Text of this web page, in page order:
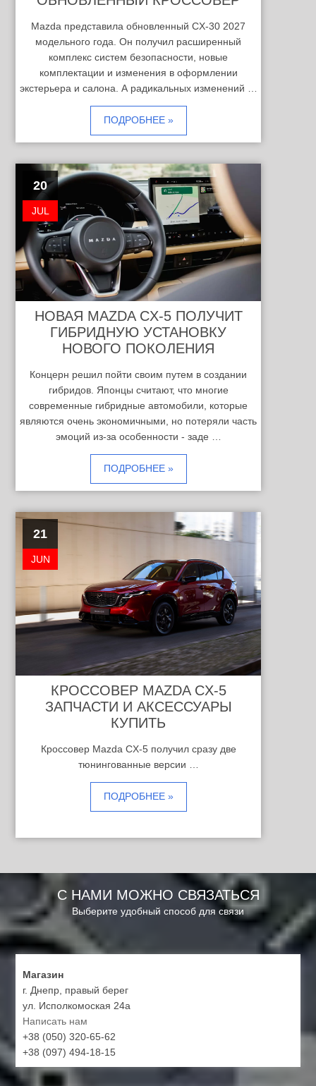
Mazda представила обновленный CX-30 2027
модельного года. Он получил расширенный
комплекс систем безопасности, новые
комплектации и изменения в оформлении
экстерьера и салона. А радикальных изменений …
ПОДРОБНЕЕ »
20
JUL
НОВАЯ MAZDA CX-5 ПОЛУЧИТ
ГИБРИДНУЮ УСТАНОВКУ
НОВОГО ПОКОЛЕНИЯ
Концерн решил пойти своим путем в создании
гибридов. Японцы считают, что многие
современные гибридные автомобили, которые
являются очень экономичными, но потеряли часть
эмоций из-за особенности - заде …
ПОДРОБНЕЕ »
21
JUN
КРОССОВЕР MAZDA CX-5
ЗАПЧАСТИ И АКСЕССУАРЫ
КУПИТЬ
Кроссовер Mazda CX-5 получил сразу две
тюнингованные версии …
ПОДРОБНЕЕ »
С НАМИ МОЖНО СВЯЗАТЬСЯ
Выберите удобный способ для связи
Магазин
г. Днепр, правый берег
ул. Исполкомоская 24а
Написать нам
+38 (050) 320-65-62
+38 (097) 494-18-15